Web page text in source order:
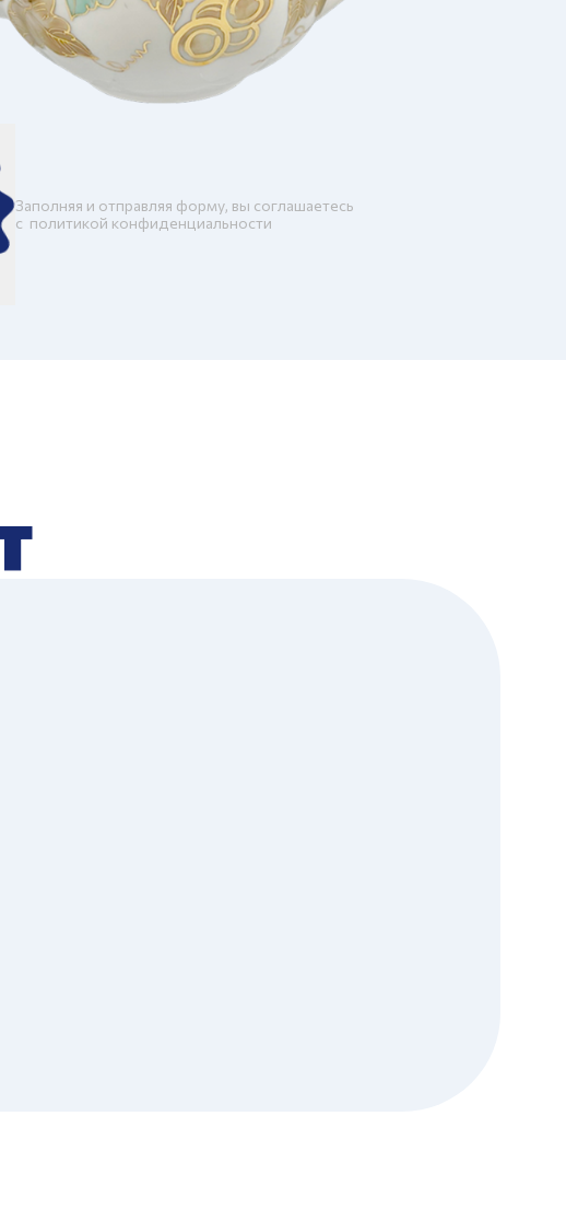
Заполняя и отправляя форму, вы соглашаетесь
c политикой конфиденциальности